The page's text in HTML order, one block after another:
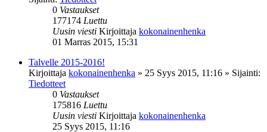
0 Vastaukset
177174 Luettu
Uusin viesti Kirjoittaja kokonainenhenka
01 Marras 2015, 15:31
Talvelle 2015-2016!
Kirjoittaja kokonainenhenka » 25 Syys 2015, 11:16 » Sijainti:
Tiedotteet
0 Vastaukset
175816 Luettu
Uusin viesti Kirjoittaja kokonainenhenka
25 Syys 2015, 11:16